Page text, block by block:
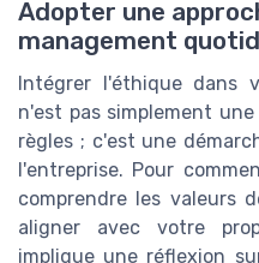
Adopter une
management
Intégrer l'éthique dans
n'est pas simplement
règles ; c'est une
l'entreprise. Pour
comprendre les valeurs
aligner avec votre
implique une réflexion